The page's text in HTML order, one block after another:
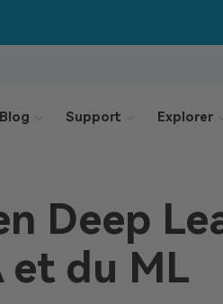
Blog Support Explorer
Deep
et du ML